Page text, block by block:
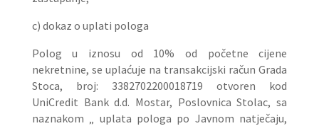
c) dokaz o uplati pologa
Polog u iznosu od 10% od početne cijene
nekretnine, se uplaćuje na transakcijski račun Grada
Stoca, broj: 3382702200018719 otvoren kod
UniCredit Bank d.d. Mostar, Poslovnica Stolac, sa
naznakom „ uplata pologa po Javnom natječaju,